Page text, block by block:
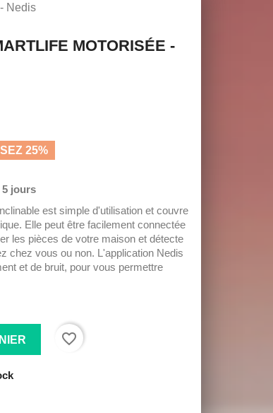
Nedis
MOTORISÉE -
25%
5 jours
est simple d'utilisation et couvre
Elle peut être facilement connectée
les pièces de votre maison et détecte
chez vous ou non. L'application Nedis
et de bruit, pour vous permettre
favorite_border